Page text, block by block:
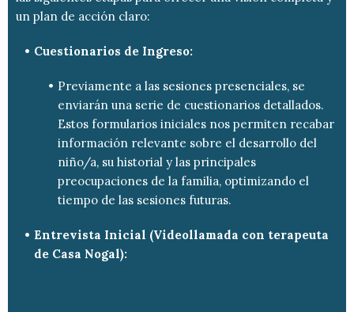
un plan de acción claro:
Cuestionarios de Ingreso:
Previamente a las sesiones presenciales, se
enviarán una serie de cuestionarios detallados.
Estos formularios iniciales nos permiten recabar
información relevante sobre el desarrollo del
niño/a, su historial y las principales
preocupaciones de la familia, optimizando el
tiempo de las sesiones futuras.
Entrevista Inicial (Videollamada con terapeuta
de Casa Nogal):